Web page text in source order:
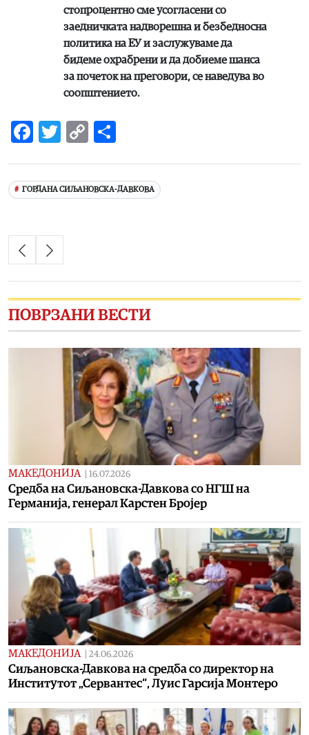
стопроцентно сме усогласени со
заедничката надворешна и безбедносна
политика на ЕУ и заслужуваме да
бидеме охрабрени и да добиеме шанса
за почеток на преговори, се наведува во
соопштението.
Facebook
Twitter
Copy
ГОРДАНА СИЉАНОВСКА-ДАВКОВА
ПОВРЗАНИ ВЕСТИ
МАКЕДОНИЈА 16.07.2026
Средба на Сиљановска-Давкова со НГШ на
Германија, генерал Карстен Бројер
МАКЕДОНИЈА 24.06.2026
Сиљановска-Давкова на средба со директор на
Институтот „Сервантес“, Луис Гарсија Монтеро